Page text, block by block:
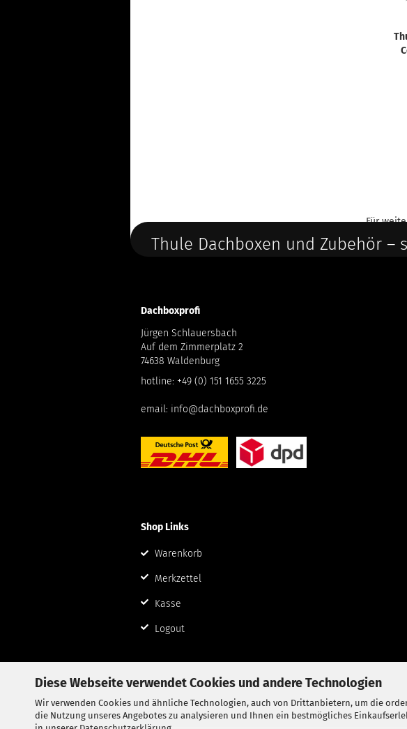
Diese Webseite verwendet Cookies und andere Technologien
Wir verwenden Cookies und ähnliche Technologien, auch von Drittanbietern, um die
die Nutzung unseres Angebotes zu analysieren und Ihnen ein bestmögliches
Für
Thule Dachboxen und Zubehör –
Dachboxprofi
Jürgen Schlauersbach
Auf dem Zimmerplatz 2
74638 Waldenburg
hotline: +49 (0) 151 1655 3225
email: info@dachboxprofi.de
Shop Links
Warenkorb
Merkzettel
Kasse
Logout